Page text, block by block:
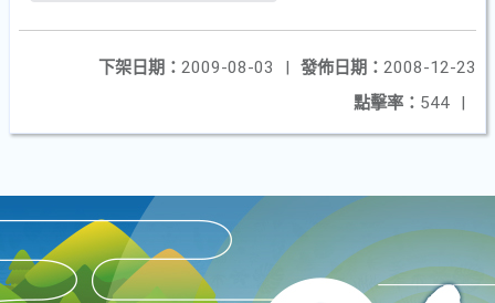
發佈日期： 2008-12-23
下架日期： 2009-08-03
|
點擊率： 544 |